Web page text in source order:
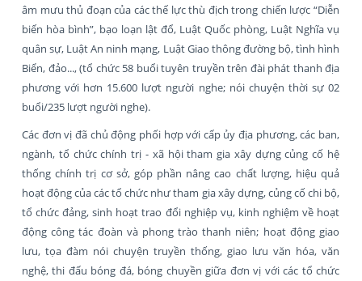
âm mưu thủ đoạn của các thế lực thù địch trong chiến lược “Diễn
biến hòa bình”, bạo loạn lật đổ, Luật Quốc phòng, Luật Nghĩa vụ
quân sự, Luật An ninh mạng, Luật Giao thông đường bộ, tình hình
Biển, đảo..., (tổ chức 58 buổi tuyên truyền trên đài phát thanh địa
phương với hơn 15.600 lượt người nghe; nói chuyện thời sự 02
buổi/235 lượt người nghe).
Các đơn vị đã chủ động phối hợp với cấp ủy địa phương, các ban,
ngành, tổ chức chính trị - xã hội tham gia xây dựng củng cố hệ
thống chính trị cơ sở, góp phần nâng cao chất lượng, hiệu quả
hoạt động của các tổ chức như tham gia xây dựng, củng cố chi bộ,
tổ chức đảng, sinh hoạt trao đổi nghiệp vụ, kinh nghiệm về hoạt
động công tác đoàn và phong trào thanh niên; hoạt động giao
lưu, tọa đàm nói chuyện truyền thống, giao lưu văn hóa, văn
nghệ, thi đấu bóng đá, bóng chuyền giữa đơn vị với các tổ chức